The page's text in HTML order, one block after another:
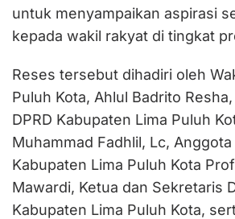
untuk menyampaikan aspirasi
kepada wakil rakyat di tingkat
Reses tersebut dihadiri oleh
Puluh Kota, Ahlul Badrito
DPRD Kabupaten Lima Puluh
Muhammad Fadhlil, Lc, Anggota
Kabupaten Lima Puluh Kota
Mawardi, Ketua dan Sekretaris
Kabupaten Lima Puluh Kota,